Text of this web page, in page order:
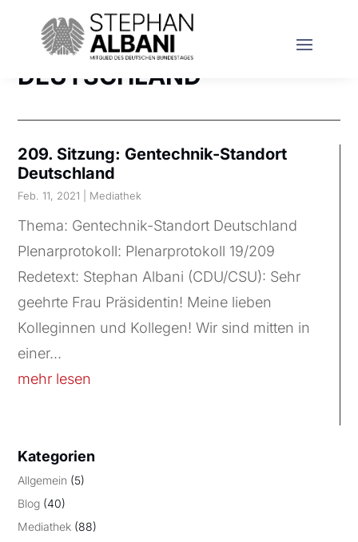
DEUTSCHLAND
209. Sitzung: Gentechnik-Standort
Deutschland
Feb. 11, 2021 Mediathek
Thema: Gentechnik-Standort Deutschland
Plenarprotokoll: Plenarprotokoll 19/209
Redetext: Stephan Albani (CDU/CSU): Sehr
geehrte Frau Präsidentin! Meine lieben
Kolleginnen und Kollegen! Wir sind mitten in
einer...
mehr lesen
Kategorien
Allgemein (5)
Blog (40)
Mediathek (88)